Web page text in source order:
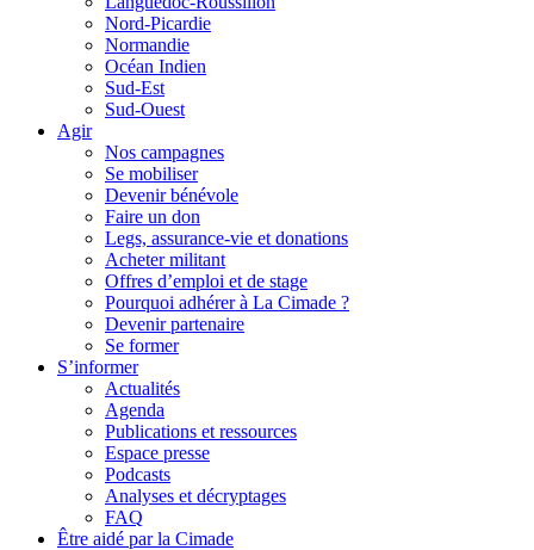
Nord-Picardie
Normandie
Océan Indien
Sud-Est
Sud-Ouest
Agir
Nos campagnes
Se mobiliser
Devenir bénévole
Faire un don
Legs, assurance-vie et donations
Acheter militant
Offres d’emploi et de stage
Pourquoi adhérer à La Cimade ?
Devenir partenaire
Se former
S’informer
Actualités
Agenda
Publications et ressources
Espace presse
Podcasts
Analyses et décryptages
FAQ
Être aidé par la Cimade